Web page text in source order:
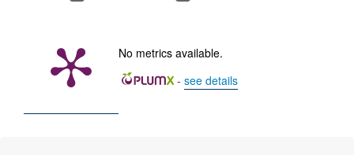
No metrics available.
- see details